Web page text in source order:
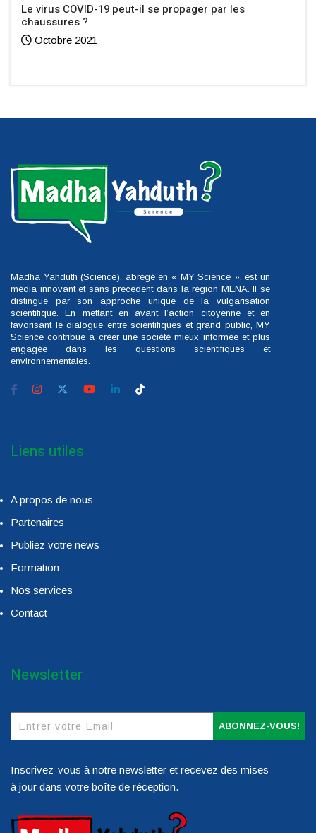
Le virus COVID-19 peut-il se propager par les
chaussures ?
Octobre 2021
Madha Yahduth (Science), abrégé en « MY Science », est un
média innovant et sans précédent dans la région MENA. Il se
distingue par son approche unique de la vulgarisation
scientifique. En mettant en avant l’action citoyenne et en
favorisant le dialogue entre scientifiques et grand public, MY
Science contribue à créer une société mieux informée et plus
engagée dans les questions scientifiques et
environnementales.
Liens utiles
A propos de nous
Partenaires
Publiez votre news
Formation
Nos services
Contact
Newsletter
ABONNEZ-VOUS!
Inscrivez-vous à notre newsletter et recevez des mises
à jour dans votre boîte de réception.